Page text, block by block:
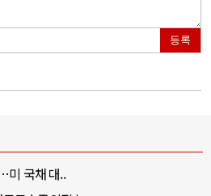
등록
미 국채 대..